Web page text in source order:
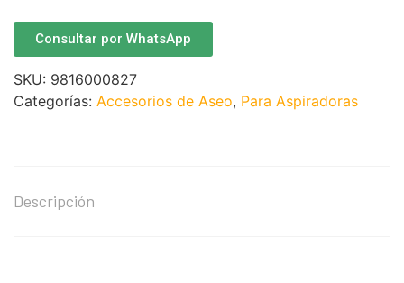
Consultar por WhatsApp
SKU: 9816000827
Categorías: Accesorios de Aseo, Para Aspiradoras
Descripción